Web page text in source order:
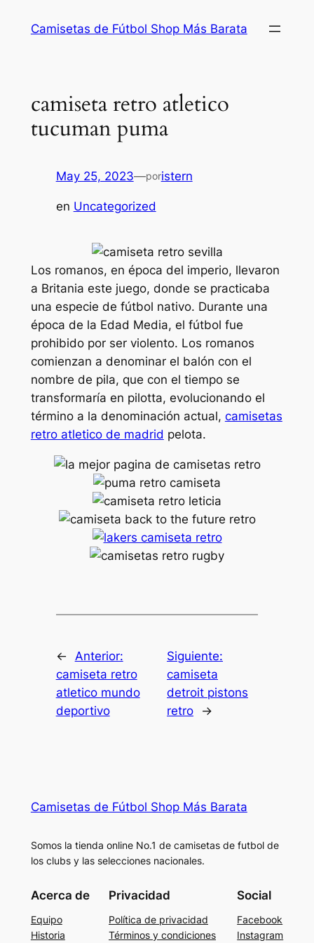
Camisetas de Fútbol Shop Más Barata
camiseta retro atletico
tucuman puma
May 25, 2023—poristern
en Uncategorized
Los romanos, en época del imperio, llevaron
a Britania este juego, donde se practicaba
una especie de fútbol nativo. Durante una
época de la Edad Media, el fútbol fue
prohibido por ser violento. Los romanos
comienzan a denominar el balón con el
nombre de pila, que con el tiempo se
transformaría en pilotta, evolucionando el
término a la denominación actual, camisetas
retro atletico de madrid pelota.
←
Anterior:
camiseta retro
atletico mundo
deportivo
Siguiente:
camiseta
detroit pistons
retro
→
Camisetas de Fútbol Shop Más Barata
Somos la tienda online No.1 de camisetas de futbol de
los clubs y las selecciones nacionales.
Acerca de
Equipo
Historia
Privacidad
Política de privacidad
Términos y condiciones
Social
Facebook
Instagram